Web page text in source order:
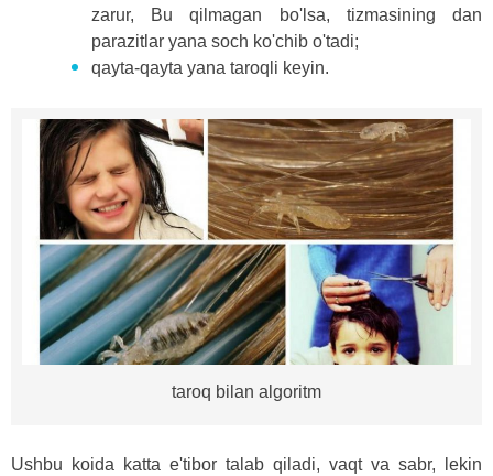
zarur, Bu qilmagan bo'lsa, tizmasining dan
parazitlar yana soch ko'chib o'tadi;
qayta-qayta yana taroqli keyin.
taroq bilan algoritm
Ushbu koida katta e'tibor talab qiladi, vaqt va sabr, lekin